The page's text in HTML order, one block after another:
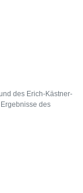
des Erich-Kästner-
des